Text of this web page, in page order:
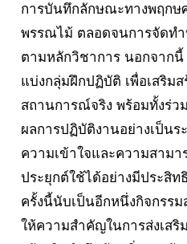
การบันทึกลักษณะทางพฤกษ
พรรณไม้ ตลอดจนการจัดท
ตามหลักวิชาการ นอกจากนี้
แบ่งกลุ่มฝึกปฏิบัติ เพื่อเสริม
สถานการณ์จริง พร้อมทั้งร่ว
ผลการปฏิบัติงานอย่างเป็น
ความเข้าใจและความสาม
ประยุกต์ใช้ได้อย่างมีประสิ
ครั้งนี้นับเป็นอีกหนึ่งกิจกรร
ให้ความสำคัญในการส่งเส